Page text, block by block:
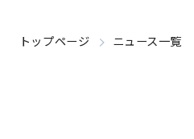
トップページ ニュース一覧